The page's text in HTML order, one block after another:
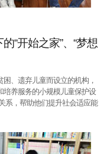
“开始之家”、“梦想
、遗弃儿童而设立的机构，
培养服务的小规模儿童保护设
系，帮助他们提升社会适应能